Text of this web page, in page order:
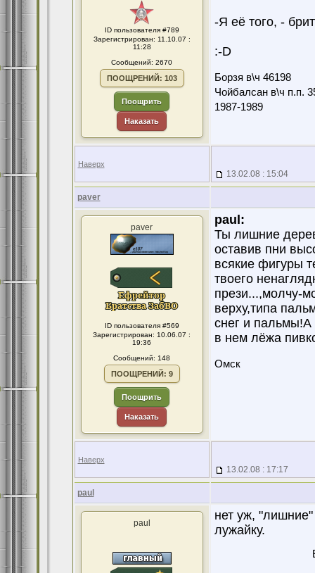
ID пользователя #789
Зарегистрирован: 11.10.07 :
11:28
Сообщений: 2670
ПООЩРЕНИЙ: 103
Поощрить
Наказать
-Я её того, -
:-D
Борзя в\ч 46198
Чойбалсан в\ч п.п.
1987-1989
Наверх
13.02.08 : 15:04
paver
paver
ID пользователя #569
Зарегистрирован: 10.06.07 :
19:36
Сообщений: 148
ПООЩРЕНИЙ: 9
Поощрить
Наказать
paul:
Ты лишние
оставив пни
всякие фигуры
твоего
прези...,молчу-
верху,типа
снег и пальмы!А
в нем лёжа
Омск
Наверх
13.02.08 : 17:17
paul
paul
нет уж,
лужайку.